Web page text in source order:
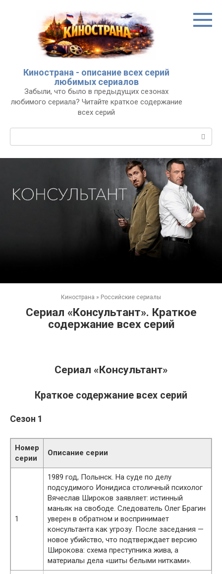
Кинострана - описание всех серий
любимых сериалов
Забыли, что было в предыдущих сезонах
любимого сериала? Читайте краткое содержание
всех серий
Кинострана » Российские сериалы
Сериал «Консультант». Краткое
содержание всех серий
Сериал «Консультант»
Краткое содержание всех серий
Сезон 1
Номер
серии
Описание серии
1
1989 год, Полынск. На суде по делу
подсудимого Ионидиса столичный психолог
Вячеслав Широков заявляет: истинный
маньяк на свободе. Следователь Олег Брагин
уверен в обратном и воспринимает
консультанта как угрозу. После заседания —
новое убийство, что подтверждает версию
Широкова: схема преступника жива, а
материалы дела «шиты белыми нитками».